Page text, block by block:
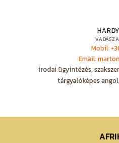
Mobil:
Email:
irodai ügyintézés,
tárgyalóképes